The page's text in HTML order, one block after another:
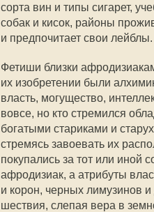
сорта вин и типы сигарет,
собак и кисок, районы
и предпочитает свои лейблы.
Фетиши близки
их изобретении были
власть, могущество,
вовсе, но кто стремился
богатыми стариками и
стремясь завоевать их
покупались за тот или
афродизиак, а атрибуты
и корон, черных лимузинов
шествия, слепая вера в